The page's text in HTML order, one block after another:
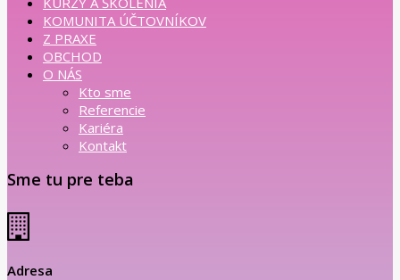
KOMUNITA ÚČTOVNÍKOV
Z PRAXE
OBCHOD
O NÁS
Kto sme
Referencie
Kariéra
Kontakt
Sme tu pre teba
Adresa